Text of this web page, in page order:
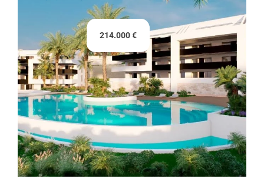
214.000 €